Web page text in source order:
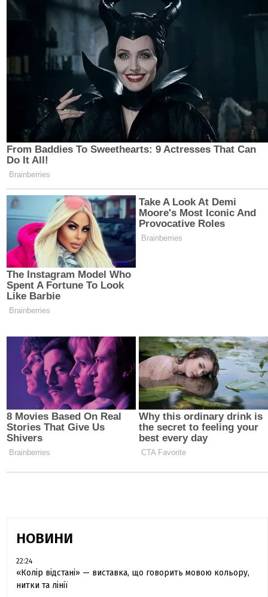
НОВИНИ
22:24
«Колір відстані» — виставка, що говорить мовою кольору,
нитки та лінії